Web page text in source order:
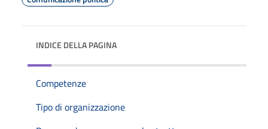
INDICE DELLA PAGINA
Competenze
Tipo di organizzazione